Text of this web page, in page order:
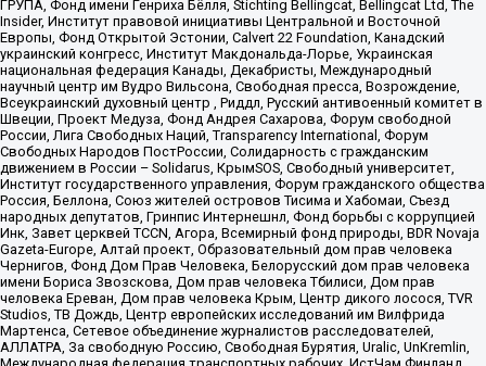
ГРУПА, Фонд имени Генриха Бёлля, Stichting Bellingcat, Bellingcat Ltd, The
Insider, Институт правовой инициативы Центральной и Восточной
Европы, Фонд Открытой Эстонии, Calvert 22 Foundation, Канадский
украинский конгресс, Институт Макдональда-Лорье, Украинская
национальная федерация Канады, Декабристы, Международный
научный центр им Вудро Вильсона, Свободная пресса, Возрождение,
Всеукраинский духовный центр , Риддл, Русский антивоенный комитет в
Швеции, Проект Медуза, Фонд Андрея Сахарова, Форум свободной
России, Лига Свободных Наций, Transparеncy International, Форум
Свободных Народов ПостРоссии, Солидарность с гражданским
движением в России – Solidarus, КрымSOS, Свободный университет,
Институт государственного управления, Форум гражданского общества
Россия, Беллона, Союз жителей островов Тисима и Хабомаи, Съезд
народных депутатов, Гринпис Интернешнл, Фонд борьбы с коррупцией
Инк, Завет церквей TCCN, Агора, Всемирный фонд природы, BDR Novaja
Gazeta-Europe, Алтай проект, Образовательный дом прав человека
Чернигов, Фонд Дом Прав Человека, Белорусский дом прав человека
имени Бориса Звозскова, Дом прав человека Тбилиси, Дом прав
человека Ереван, Дом прав человека Крым, Центр дикого лосося, TVR
Studios, ТВ Дождь, Центр европейских исследований им Вилфрида
Мартенса, Сетевое объединение журналистов расследователей,
АЛЛАТРА, За свободную Россию, Свободная Бурятия, Uralic, UnKremlin,